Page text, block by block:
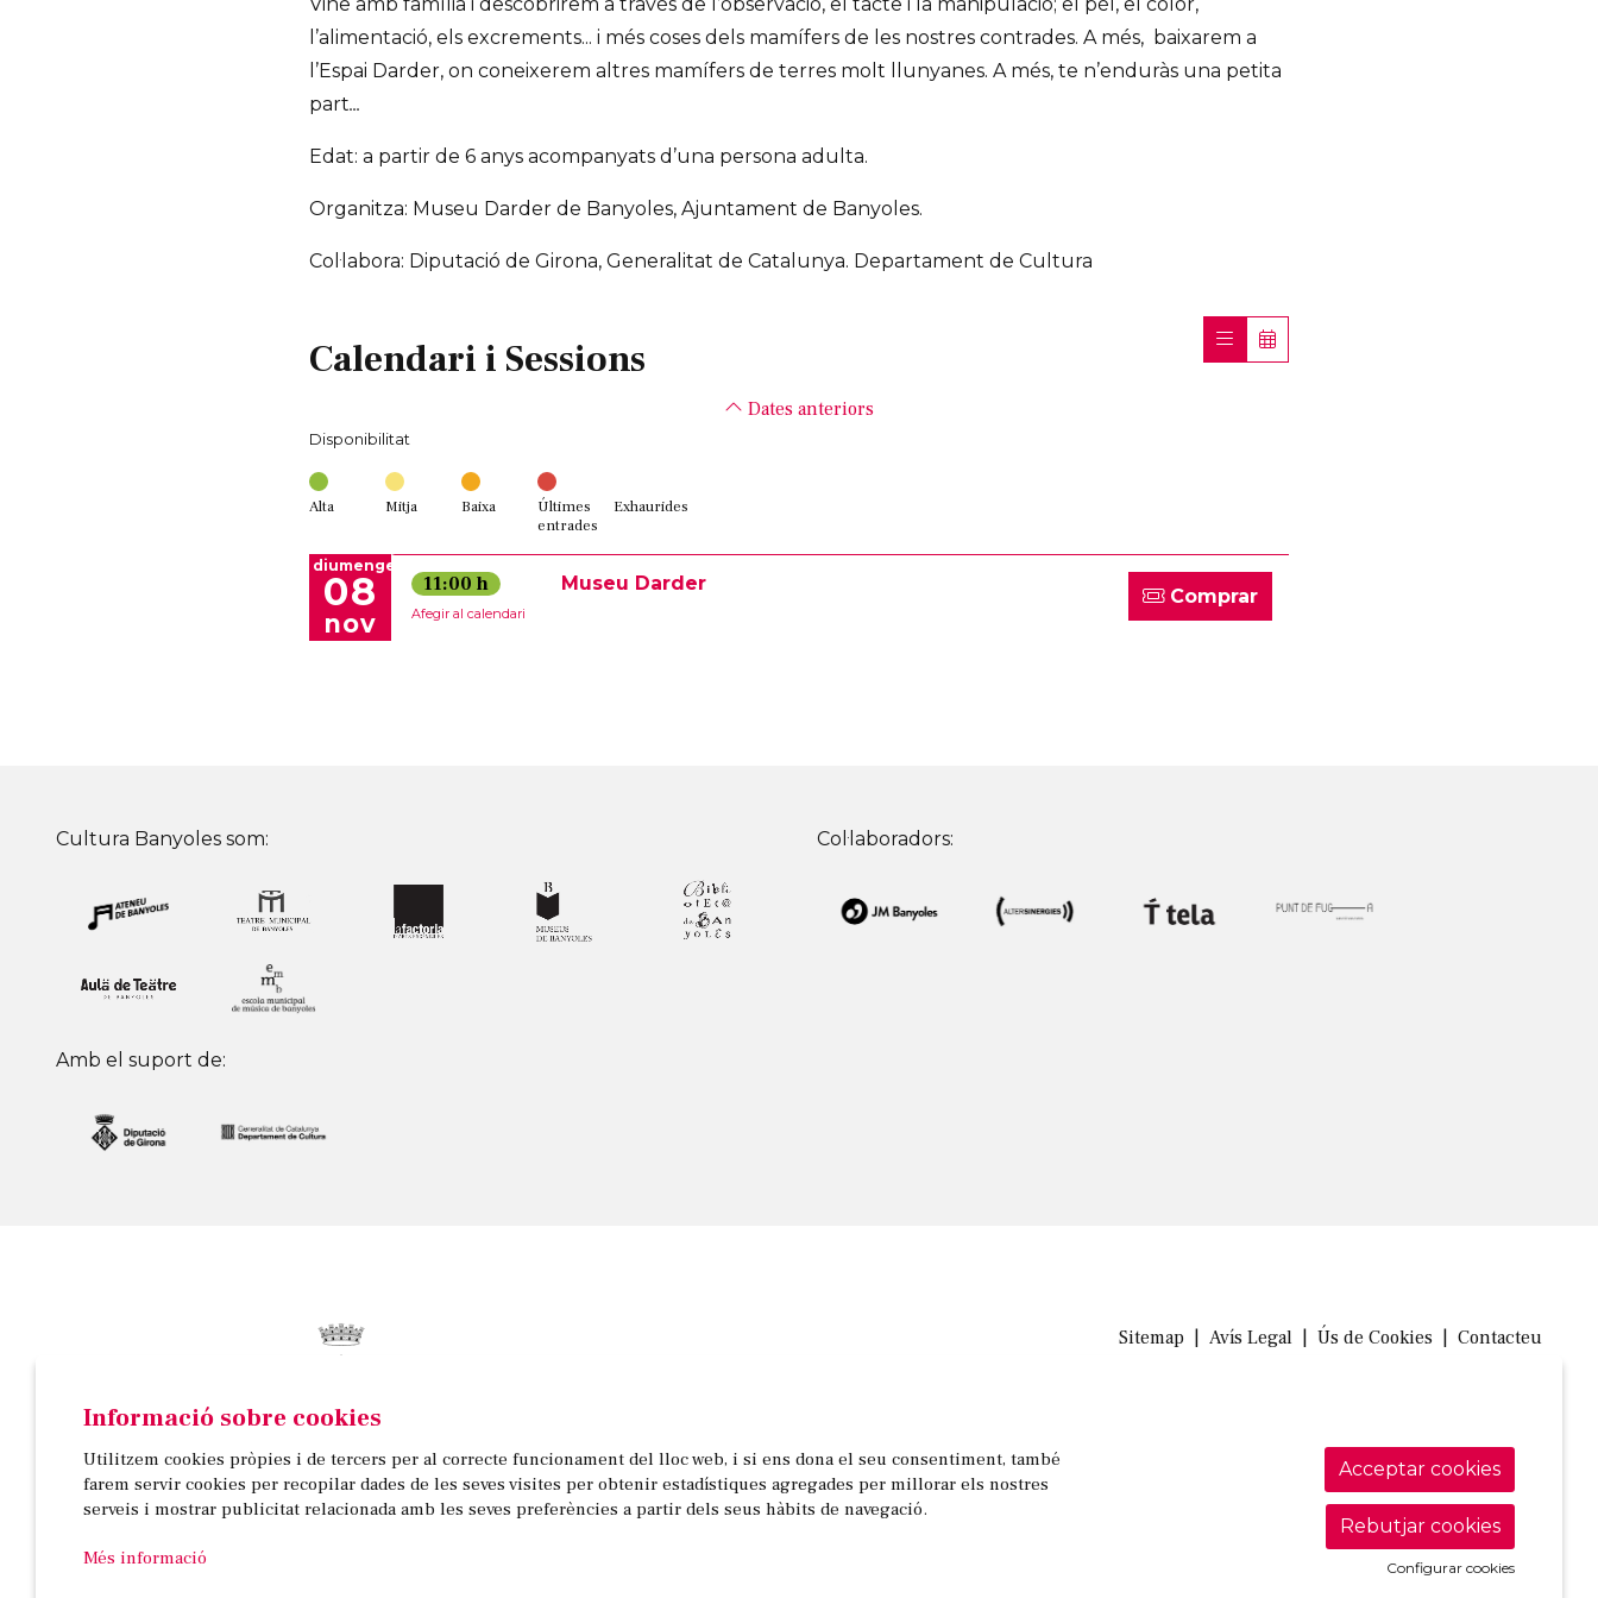
l’alimentació, els excrements... i més coses dels mamífers de les nostres contrades. A més, baixarem a
l’Espai Darder, on coneixerem altres mamífers de terres molt llunyanes. A més, te n’enduràs una petita
part...
Edat: a partir de 6 anys acompanyats d’una persona adulta.
Organitza: Museu Darder de Banyoles, Ajuntament de Banyoles.
Col·labora: Diputació de Girona, Generalitat de Catalunya. Departament de Cultura
Calendari i Sessions
Dates anteriors
Disponibilitat
Alta Mitja Baixa
Últimes
entrades
Exhaurides
diumenge
08
nov
11:00 h Museu Darder
Afegir al calendari
Comprar
Cultura Banyoles som:
Amb el suport de:
Col·laboradors:
Passeig de la Indústria, 25, 3a planta | 17820 Banyoles
972 58 18 48 | 972 57 00 50
Sitemap Avís Legal Ús de Cookies Contacteu
Informació sobre cookies
Utilitzem cookies pròpies i de tercers per al correcte funcionament del lloc web, i si ens dona el seu consentiment, també
farem servir cookies per recopilar dades de les seves visites per obtenir estadístiques agregades per millorar els nostres
serveis i mostrar publicitat relacionada amb les seves preferències a partir dels seus hàbits de navegació.
Més informació
Acceptar cookies
Rebutjar cookies
Configurar cookies